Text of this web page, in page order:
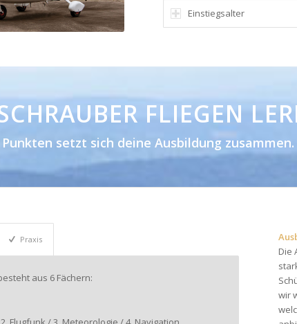
Einstiegsalter
FLIEGEN
setzt sich deine Ausbildung zusammen.
Praxis
aus 6 Fächern:
Die
wir